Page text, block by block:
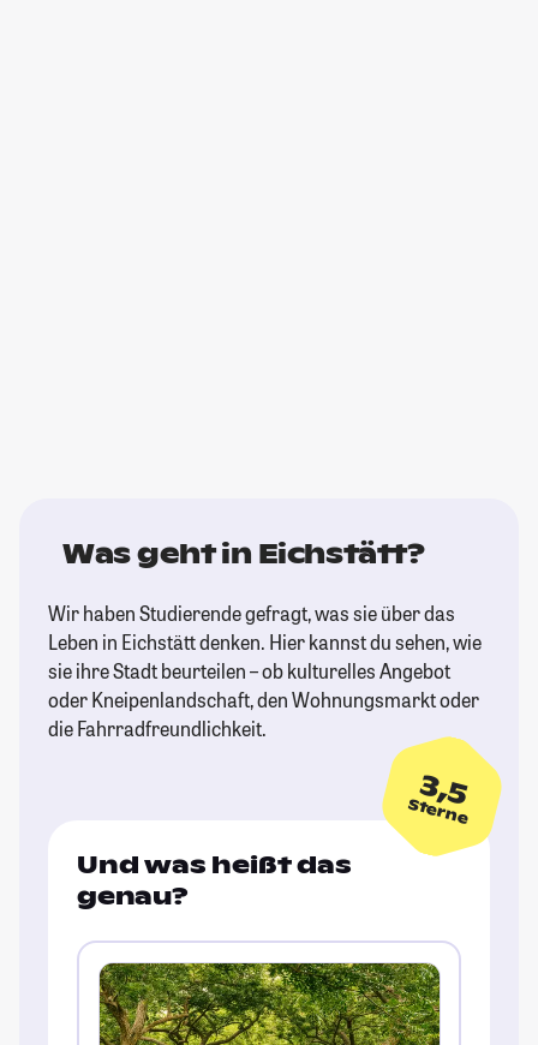
Was geht in Eichstätt?
Wir haben Studierende gefragt, was sie über das
Leben in Eichstätt denken. Hier kannst du sehen, wie
sie ihre Stadt beurteilen – ob kulturelles Angebot
oder Kneipenlandschaft, den Wohnungsmarkt oder
die Fahrradfreundlichkeit.
3,5
Sterne
Und was heißt das
genau?